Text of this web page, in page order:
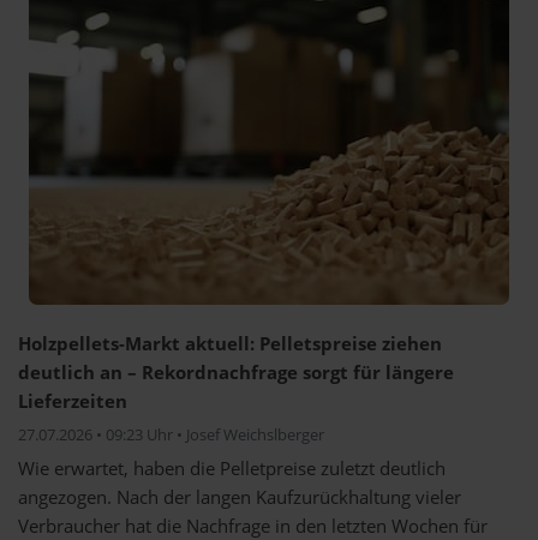
Holzpellets-Markt aktuell: Pelletspreise ziehen
deutlich an – Rekordnachfrage sorgt für längere
Lieferzeiten
27.07.2026 • 09:23 Uhr • Josef Weichslberger
Wie erwartet, haben die Pelletpreise zuletzt deutlich
angezogen. Nach der langen Kaufzurückhaltung vieler
Verbraucher hat die Nachfrage in den letzten Wochen für